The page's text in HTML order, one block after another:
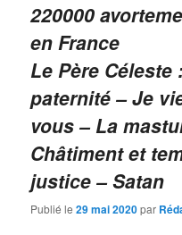
220000
en France
Le Père Céleste
paternité – Je
vous – La
Châtiment et
justice – Satan
Publié le29 mai 2020par